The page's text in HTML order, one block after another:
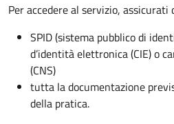
Per accedere al servizio, assicurati
SPID (sistema pubblico di
d’identità elettronica (CIE) o
(CNS)
tutta la documentazione
della pratica.